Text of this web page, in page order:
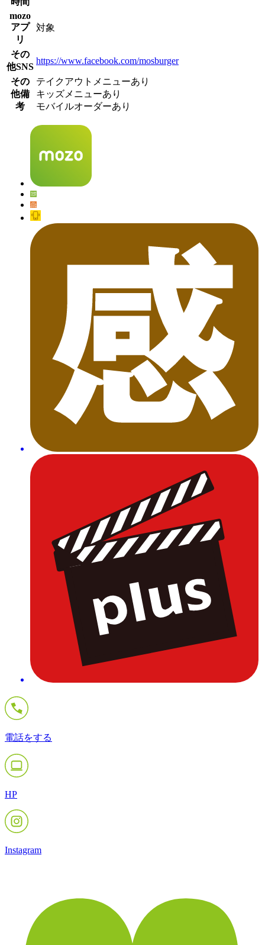
mozo
アプ
リ
対象
その
他SNS
https://www.facebook.com/mosburger
その
他備
考
テイクアウトメニューあり
キッズメニューあり
モバイルオーダーあり
電話をする
HP
Instagram